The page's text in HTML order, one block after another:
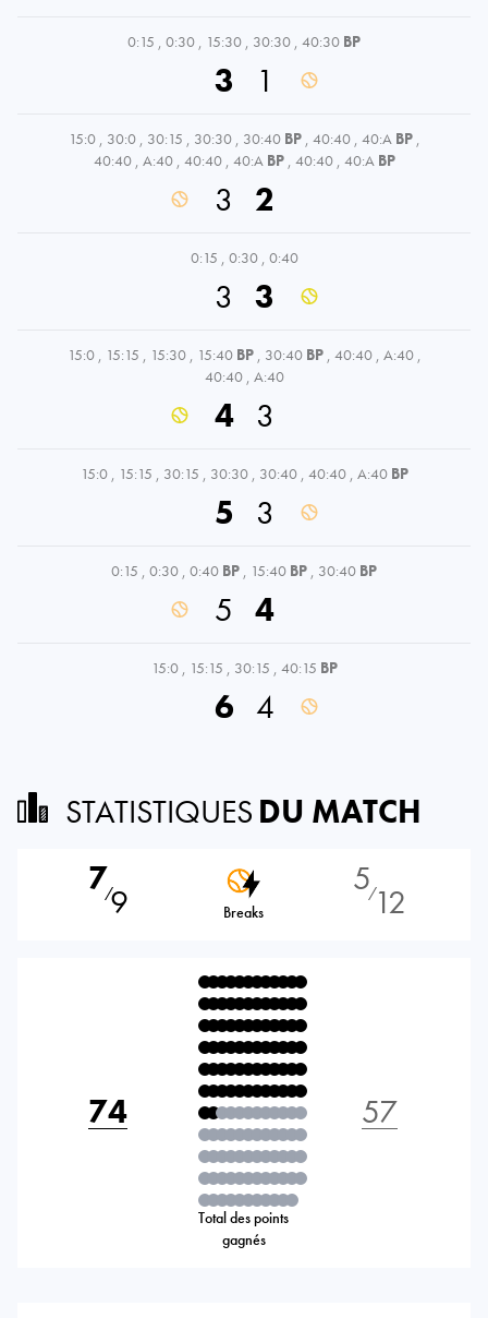
0:15 , 0:30 , 15:30 , 30:30 , 40:30 BP
3 1
15:0 , 30:0 , 30:15 , 30:30 , 30:40 BP , 40:40 , 40:A BP ,
40:40 , A:40 , 40:40 , 40:A BP , 40:40 , 40:A BP
3 2
0:15 , 0:30 , 0:40
3 3
15:0 , 15:15 , 15:30 , 15:40 BP , 30:40 BP , 40:40 , A:40 ,
40:40 , A:40
4 3
15:0 , 15:15 , 30:15 , 30:30 , 30:40 , 40:40 , A:40 BP
5 3
0:15 , 0:30 , 0:40 BP , 15:40 BP , 30:40 BP
5 4
15:0 , 15:15 , 30:15 , 40:15 BP
6 4
STATISTIQUES DU MATCH
7⁄9 Breaks
5⁄12
74
Total des points
gagnés
57